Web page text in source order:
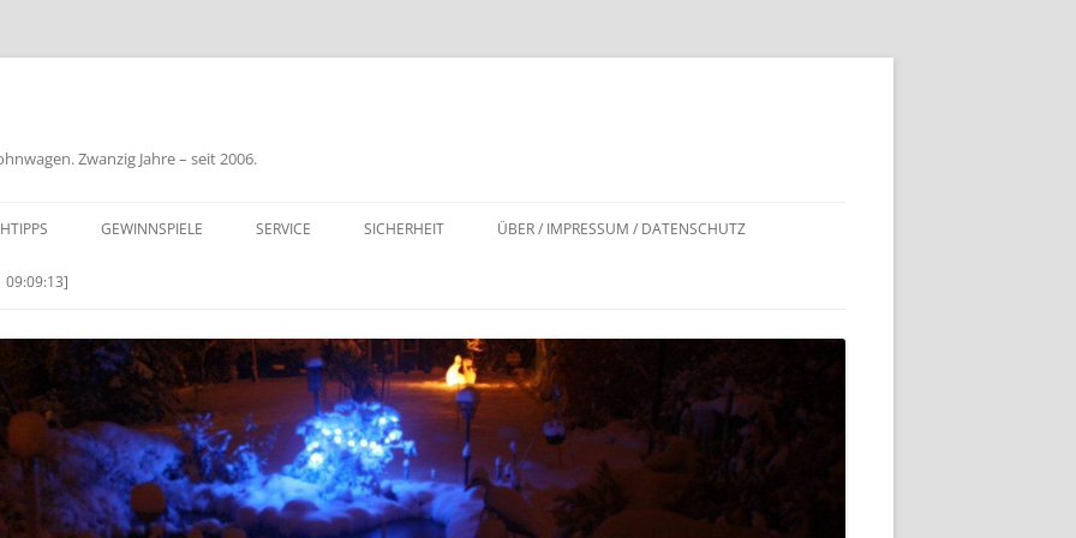
Zwanzig Jahre – seit 2006.
GEWINNSPIELE SERVICE SICHERHEIT ÜBER / IMPRESSUM / DATENSCHUTZ
09:09:13]